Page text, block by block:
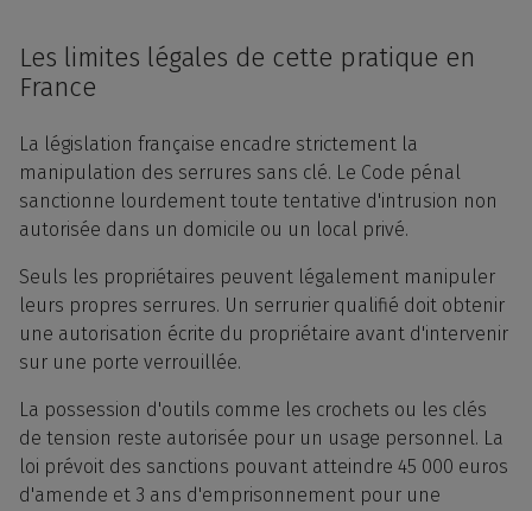
Les limites légales de cette pratique en
France
La législation française encadre strictement la
manipulation des serrures sans clé. Le Code pénal
sanctionne lourdement toute tentative d'intrusion non
autorisée dans un domicile ou un local privé.
Seuls les propriétaires peuvent légalement manipuler
leurs propres serrures. Un serrurier qualifié doit obtenir
une autorisation écrite du propriétaire avant d'intervenir
sur une porte verrouillée.
La possession d'outils comme les crochets ou les clés
de tension reste autorisée pour un usage personnel. La
loi prévoit des sanctions pouvant atteindre 45 000 euros
d'amende et 3 ans d'emprisonnement pour une